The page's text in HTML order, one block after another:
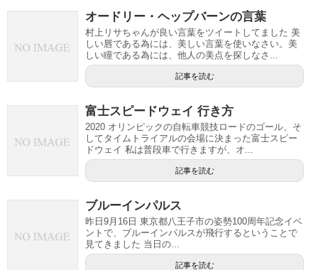
オードリー・ヘップバーンの言葉
村上リサちゃんが良い言葉をツイートしてました 美
しい唇である為には、美しい言葉を使いなさい。美
しい瞳である為には、他人の美点を探しなさ...
記事を読む
富士スピードウェイ 行き方
2020 オリンピックの自転車競技ロードのゴール、そ
してタイムトライアルの会場に決まった富士スピー
ドウェイ 私は普段車で行きますが、オ...
記事を読む
ブルーインパルス
昨日9月16日 東京都八王子市の姿勢100周年記念イベ
ントで、ブルーインパルスが飛行するということで
見てきました 当日の...
記事を読む